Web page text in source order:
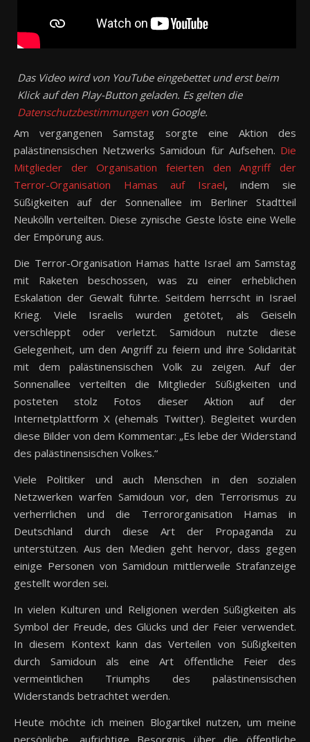
Das Video wird von YouTube eingebettet und erst beim
Klick auf den Play-Button geladen. Es gelten die
Datenschutzbestimmungenvon Google.
Am vergangenen Samstag sorgte eine Aktion des
palästinensischen Netzwerks Samidoun für Aufsehen. Die
Mitglieder der Organisation feierten den Angriff der
Terror-Organisation Hamas auf Israel, indem sie
Süßigkeiten auf der Sonnenallee im Berliner Stadtteil
Neukölln verteilten. Diese zynische Geste löste eine Welle
der Empörung aus.
Die Terror-Organisation Hamas hatte Israel am Samstag
mit Raketen beschossen, was zu einer erheblichen
Eskalation der Gewalt führte. Seitdem herrscht in Israel
Krieg. Viele Israelis wurden getötet, als Geiseln
verschleppt oder verletzt. Samidoun nutzte diese
Gelegenheit, um den Angriff zu feiern und ihre Solidarität
mit dem palästinensischen Volk zu zeigen. Auf der
Sonnenallee verteilten die Mitglieder Süßigkeiten und
posteten stolz Fotos dieser Aktion auf der
Internetplattform X (ehemals Twitter). Begleitet wurden
diese Bilder von dem Kommentar: „Es lebe der Widerstand
des palästinensischen Volkes.“
Viele Politiker und auch Menschen in den sozialen
Netzwerken warfen Samidoun vor, den Terrorismus zu
verherrlichen und die Terrororganisation Hamas in
Deutschland durch diese Art der Propaganda zu
unterstützen. Aus den Medien geht hervor, dass gegen
einige Personen von Samidoun mittlerweile Strafanzeige
gestellt worden sei.
In vielen Kulturen und Religionen werden Süßigkeiten als
Symbol der Freude, des Glücks und der Feier verwendet.
In diesem Kontext kann das Verteilen von Süßigkeiten
durch Samidoun als eine Art öffentliche Feier des
vermeintlichen Triumphs des palästinensischen
Widerstands betrachtet werden.
Heute möchte ich meinen Blogartikel nutzen, um meine
persönliche, aufrichtige Besorgnis über die öffentliche